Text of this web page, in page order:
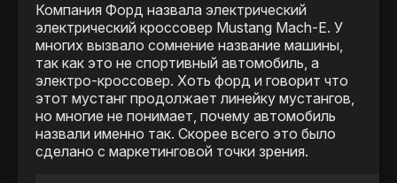
Компания Форд назвала электрический
электрический кроссовер Mustang Mach-E. У
многих вызвало сомнение название машины,
так как это не спортивный автомобиль, а
электро-кроссовер. Хоть форд и говорит что
этот мустанг продолжает линейку мустангов,
но многие не понимает, почему автомобиль
назвали именно так. Скорее всего это было
сделано с маркетинговой точки зрения.